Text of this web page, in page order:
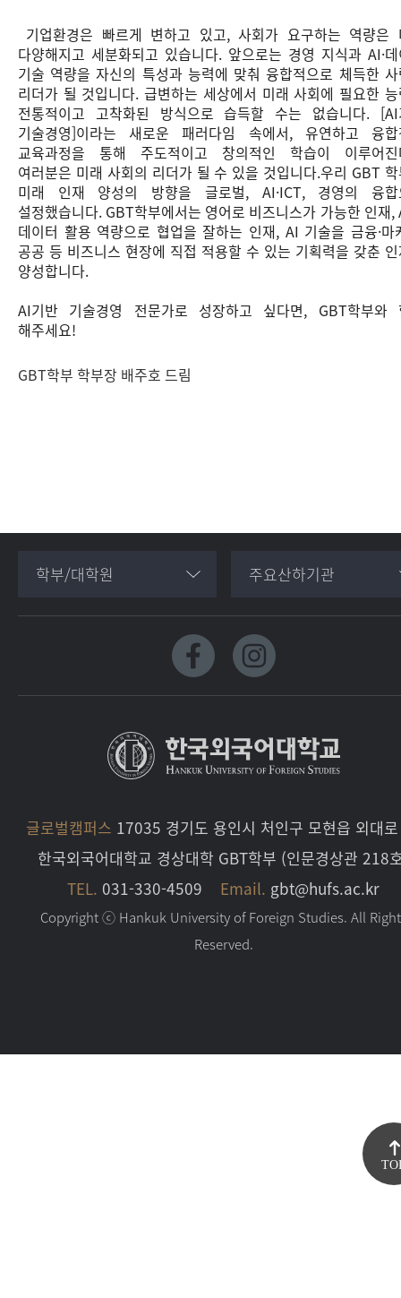
기업환경은 빠르게 변하고 있고, 사회가 요구하는 역량은
다양해지고 세분화되고 있습니다. 앞으로는 경영 지식과 AI·
기술 역량을 자신의 특성과 능력에 맞춰 융합적으로 체득한
리더가 될 것입니다. 급변하는 세상에서 미래 사회에 필요한
전통적이고 고착화된 방식으로 습득할 수는 없습니다. [AI
기술경영]이라는 새로운 패러다임 속에서, 유연하고 융합
교육과정을 통해 주도적이고 창의적인 학습이 이루어진
여러분은 미래 사회의 리더가 될 수 있을 것입니다.우리 GBT
미래 인재 양성의 방향을 글로벌, AI·ICT, 경영의 융합
설정했습니다. GBT학부에서는 영어로 비즈니스가 가능한 인재,
데이터 활용 역량으로 협업을 잘하는 인재, AI 기술을 금융·마
공공 등 비즈니스 현장에 직접 적용할 수 있는 기획력을 갖춘
양성합니다.
AI기반 기술경영 전문가로 성장하고 싶다면, GBT학부와
해주세요!
GBT학부 학부장 배주호 드림
학부/대학원 주요산하기관
글로벌캠퍼스 17035 경기도 용인시 처인구 모현읍 외대
한국외국어대학교 경상대학 GBT학부 (인문경상관 218
TEL. 031-330-4509 Email. gbt@hufs.ac.kr
Copyright ⓒ Hankuk University of Foreign Studies. All
Reserved.